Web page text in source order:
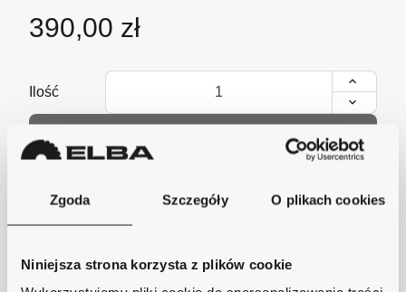
Zgoda Szczegóły O plikach cookies
Niniejsza strona korzysta z plików cookie
390,00 zł
Ilość